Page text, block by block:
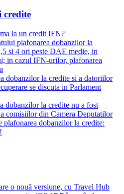
credite
la un credit IFN?
plafonarea dobanzilor la
si 4 ori peste DAE medie, in
in cazul IFN-urilor, plafonarea
dobanzilor la credite si a datoriilor
se discuta in Parlament
dobanzilor la credite nu a fost
comisiilor din Camera Deputatilor
plafonarea dobanzilor la credite:
o nouă versiune, cu Travel Hub